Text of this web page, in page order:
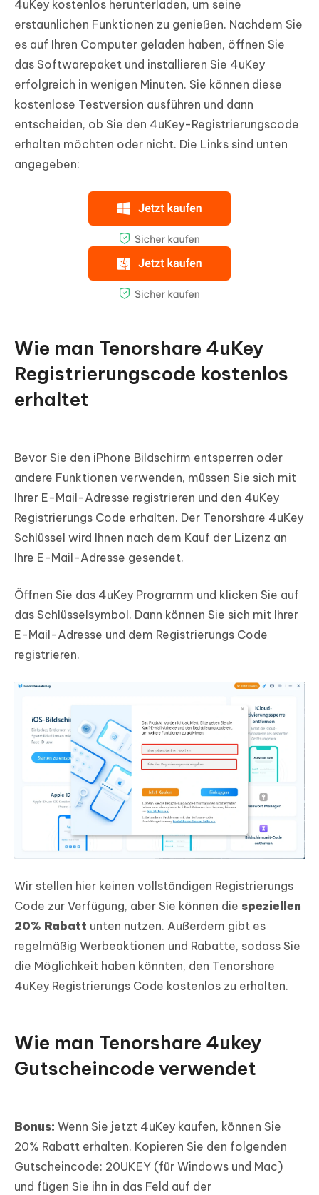
4uKey kostenlos herunterladen, um seine
erstaunlichen Funktionen zu genießen. Nachdem Sie
es auf Ihren Computer geladen haben, öffnen Sie
das Softwarepaket und installieren Sie 4uKey
erfolgreich in wenigen Minuten. Sie können diese
kostenlose Testversion ausführen und dann
entscheiden, ob Sie den 4uKey-Registrierungscode
erhalten möchten oder nicht. Die Links sind unten
angegeben:
Wie man Tenorshare 4uKey
Registrierungscode kostenlos
erhaltet
Bevor Sie den iPhone Bildschirm entsperren oder
andere Funktionen verwenden, müssen Sie sich mit
Ihrer E-Mail-Adresse registrieren und den 4uKey
Registrierungs Code erhalten. Der Tenorshare 4uKey
Schlüssel wird Ihnen nach dem Kauf der Lizenz an
Ihre E-Mail-Adresse gesendet.
Öffnen Sie das 4uKey Programm und klicken Sie auf
das Schlüsselsymbol. Dann können Sie sich mit Ihrer
E-Mail-Adresse und dem Registrierungs Code
registrieren.
Wir stellen hier keinen vollständigen Registrierungs
Code zur Verfügung, aber Sie können die speziellen
20% Rabatt unten nutzen. Außerdem gibt es
regelmäßig Werbeaktionen und Rabatte, sodass Sie
die Möglichkeit haben könnten, den Tenorshare
4uKey Registrierungs Code kostenlos zu erhalten.
Wie man Tenorshare 4ukey
Gutscheincode verwendet
Bonus: Wenn Sie jetzt 4uKey kaufen, können Sie
20% Rabatt erhalten. Kopieren Sie den folgenden
Gutscheincode: 20UKEY (für Windows und Mac)
und fügen Sie ihn in das Feld auf der